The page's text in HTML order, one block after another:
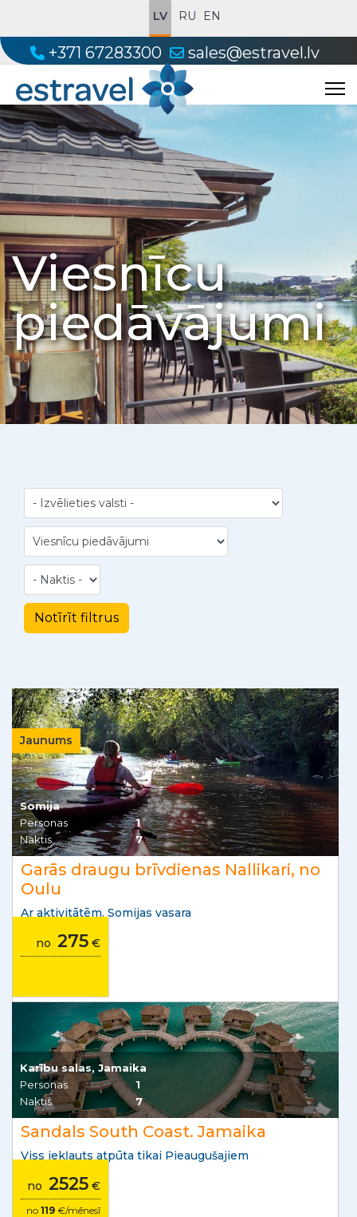
LV RU EN
+371 67283300 sales@estravel.lv
Viesnīcu
piedāvājumi
Jaunums
Somija
Personas
1
Naktis
7
Garās draugu brīvdienas Nallikari, no
Oulu
Ar aktivitātēm. Somijas vasara
no 275 €
Karību salas, Jamaika
Personas
1
Naktis
7
Sandals South Coast. Jamaika
Viss iekļauts atpūta tikai Pieaugušajiem
no 2525 €
no 119 €/mēnesī